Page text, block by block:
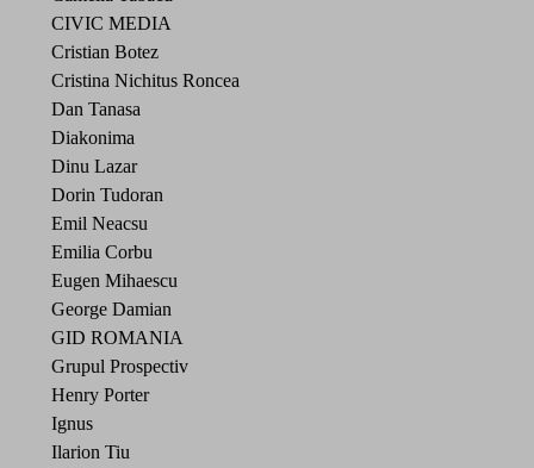
CIVIC MEDIA
Cristian Botez
Cristina Nichitus Roncea
Dan Tanasa
Diakonima
Dinu Lazar
Dorin Tudoran
Emil Neacsu
Emilia Corbu
Eugen Mihaescu
George Damian
GID ROMANIA
Grupul Prospectiv
Henry Porter
Ignus
Ilarion Tiu